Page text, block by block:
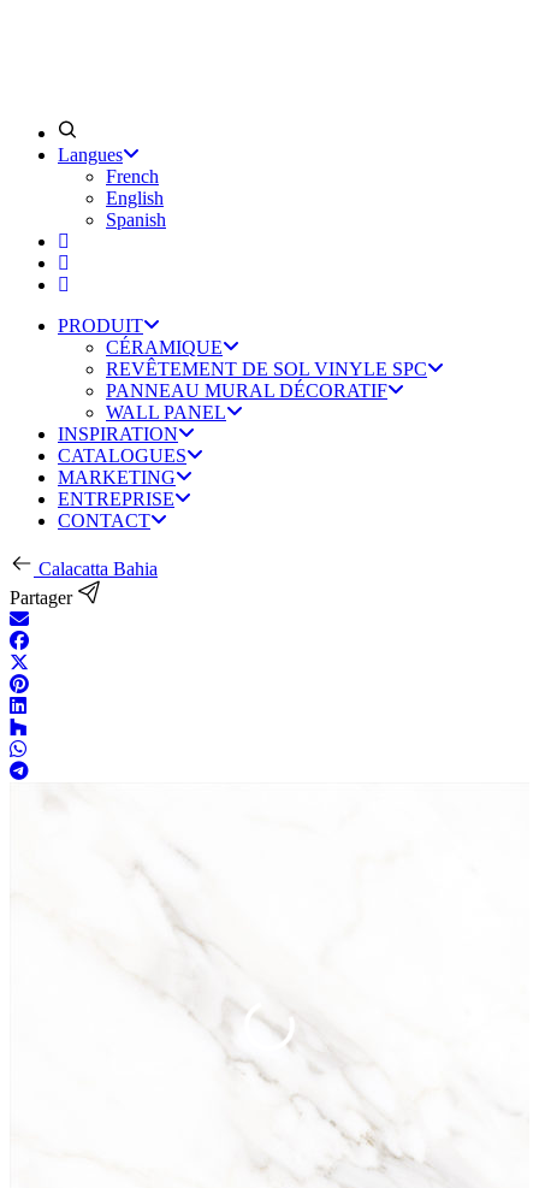
Langues
French
English
Spanish
PRODUIT
CÉRAMIQUE
REVÊTEMENT DE SOL VINYLE SPC
PANNEAU MURAL DÉCORATIF
WALL PANEL
INSPIRATION
CATALOGUES
MARKETING
ENTREPRISE
CONTACT
Calacatta Bahia
Partager